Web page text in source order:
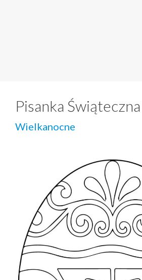
Pisanka Świąteczna
Wielkanocne